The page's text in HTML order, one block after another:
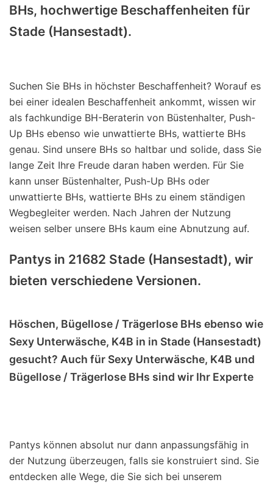
BHs, hochwertige Beschaffenheiten für
Stade (Hansestadt).
Suchen Sie BHs in höchster Beschaffenheit? Worauf es
bei einer idealen Beschaffenheit ankommt, wissen wir
als fachkundige BH-Beraterin von Büstenhalter, Push-
Up BHs ebenso wie unwattierte BHs, wattierte BHs
genau. Sind unsere BHs so haltbar und solide, dass Sie
lange Zeit Ihre Freude daran haben werden. Für Sie
kann unser Büstenhalter, Push-Up BHs oder
unwattierte BHs, wattierte BHs zu einem ständigen
Wegbegleiter werden. Nach Jahren der Nutzung
weisen selber unsere BHs kaum eine Abnutzung auf.
Pantys in 21682 Stade (Hansestadt), wir
bieten verschiedene Versionen.
Höschen, Bügellose / Trägerlose BHs ebenso wie
Sexy Unterwäsche, K4B in in Stade (Hansestadt)
gesucht? Auch für Sexy Unterwäsche, K4B und
Bügellose / Trägerlose BHs sind wir Ihr Experte
Pantys können absolut nur dann anpassungsfähig in
der Nutzung überzeugen, falls sie konstruiert sind. Sie
entdecken alle Wege, die Sie sich bei unserem